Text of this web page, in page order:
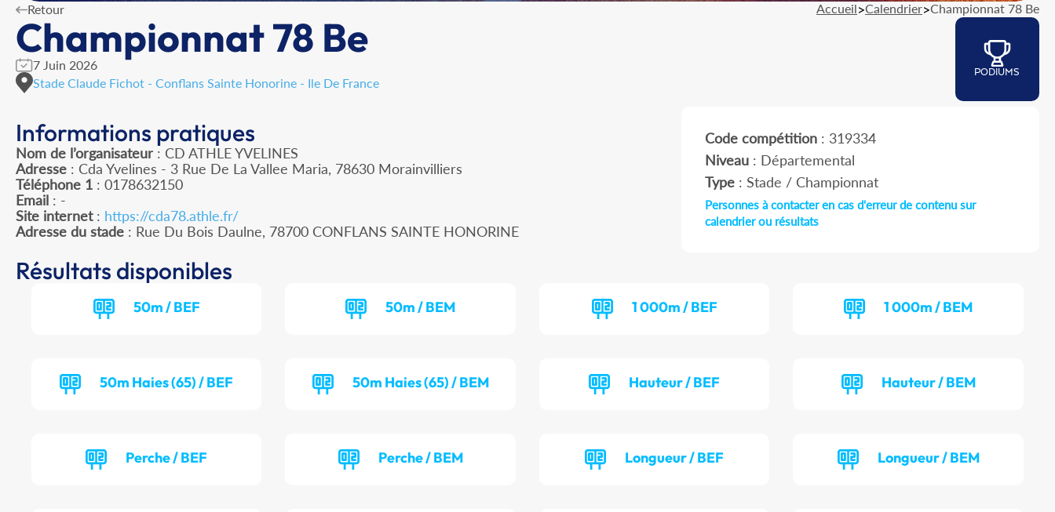
Retour Accueil>Calendrier>Championnat 78 Be
Championnat 78 Be
7 Juin 2026
Stade Claude Fichot - Conflans Sainte Honorine - Ile De France
PODIUMS
Informations pratiques
Nom de l’organisateur : CD ATHLE YVELINES
Adresse : Cda Yvelines - 3 Rue De La Vallee Maria, 78630 Morainvilliers
Téléphone 1 : 0178632150
Email : -
Site internet: https://cda78.athle.fr/
Adresse du stade : Rue Du Bois Daulne, 78700 CONFLANS SAINTE HONORINE
Code compétition: 319334
Niveau: Départemental
Type: Stade / Championnat
Personnes à contacter en cas d'erreur de contenu sur
calendrier ou résultats
Résultats disponibles
50m / BEF 50m / BEM 1 000m / BEF 1 000m / BEM
50m Haies (65) / BEF 50m Haies (65) / BEM Hauteur / BEF Hauteur / BEM
Perche / BEF Perche / BEM Longueur / BEF Longueur / BEM